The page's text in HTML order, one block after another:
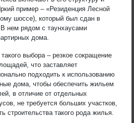
пример – «Резиденция Лесной
шоссе), который был сдан в
нем рядом с таунхаусами
дома.
выбора – резкое сокращение
что заставляет
подходить к использованию
дома, чтобы обеспечить жильем
в отличие от отдельных
не требуется больших участков,
строительства такого рода жилья.